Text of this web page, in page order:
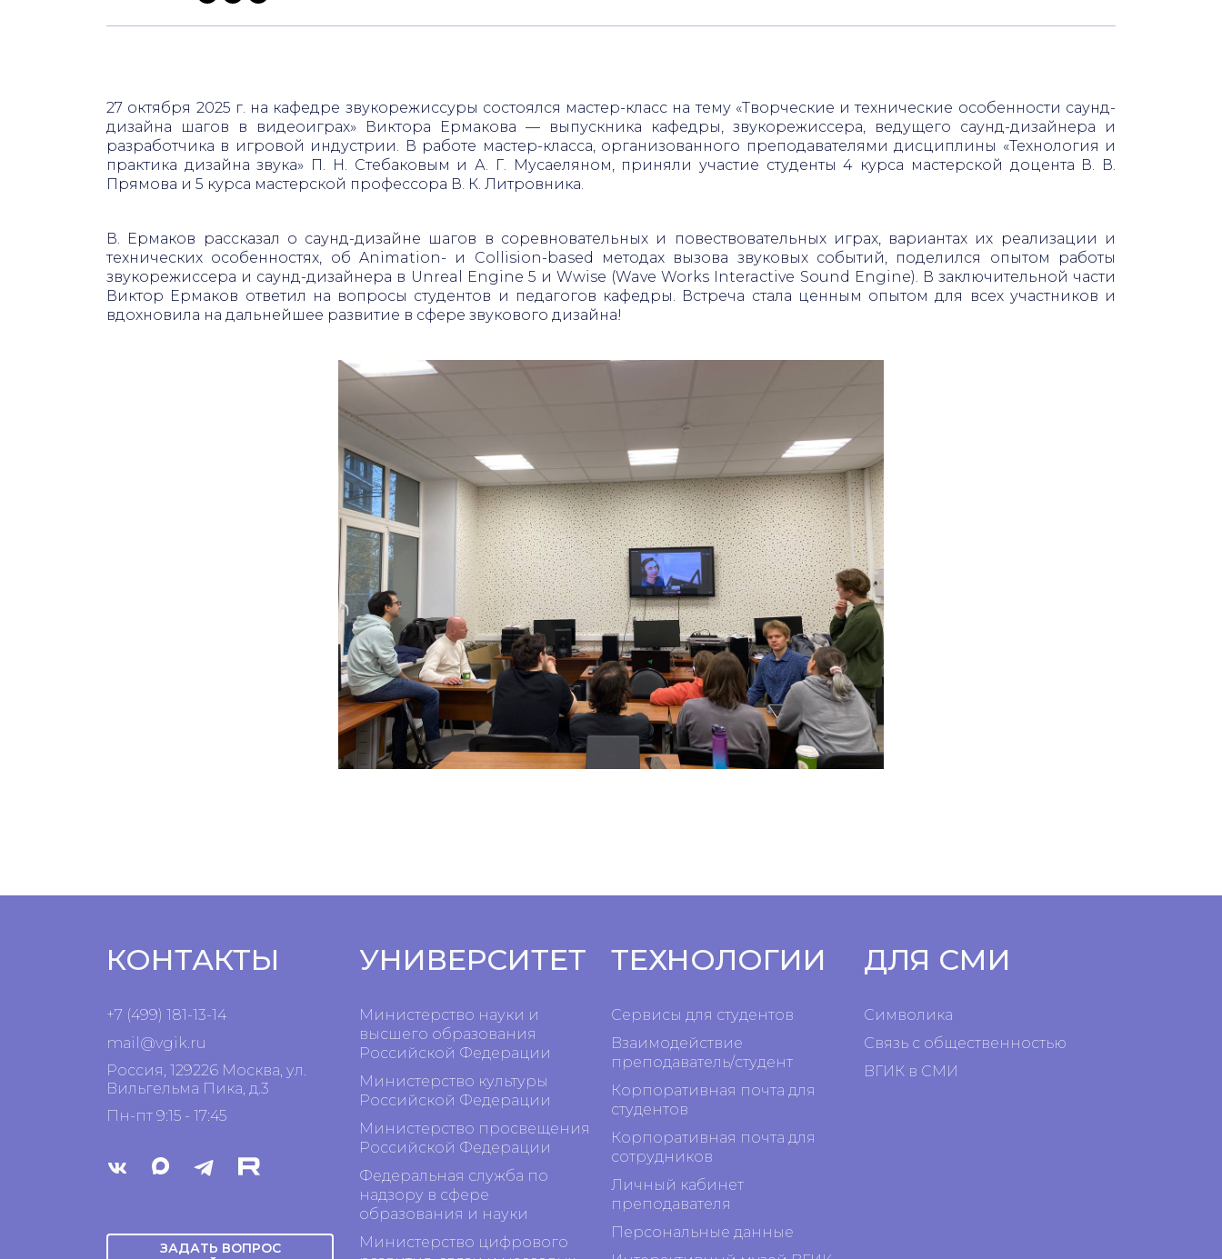
27 октября 2025 г. на кафедре звукорежиссуры состоялся мастер-класс на тему «Творческие и технические особенности саунд-
дизайна шагов в видеоиграх» Виктора Ермакова — выпускника кафедры, звукорежиссера, ведущего саунд-дизайнера и
разработчика в игровой индустрии. В работе мастер-класса, организованного преподавателями дисциплины «Технология и
практика дизайна звука» П. Н. Стебаковым и А. Г. Мусаеляном, приняли участие студенты 4 курса мастерской доцента В. В.
Прямова и 5 курса мастерской профессора В. К. Литровника.
В. Ермаков рассказал о саунд-дизайне шагов в соревновательных и повествовательных играх, вариантах их реализации и
технических особенностях, об Animation- и Collision-based методах вызова звуковых событий, поделился опытом работы
звукорежиссера и саунд-дизайнера в Unreal Engine 5 и Wwise (Wave Works Interactive Sound Engine). В заключительной части
Виктор Ермаков ответил на вопросы студентов и педагогов кафедры. Встреча стала ценным опытом для всех участников и
вдохновила на дальнейшее развитие в сфере звукового дизайна!
КОНТАКТЫ
+7 (499) 181-13-14
mail@vgik.ru
Россия, 129226 Москва, ул.
Вильгельма Пика, д.3
Пн-пт 9:15 - 17:45
ЗАДАТЬ ВОПРОС
УНИВЕРСИТЕТ
Министерство науки и
высшего образования
Российской Федерации
Министерство культуры
Российской Федерации
Министерство просвещения
Российской Федерации
Федеральная служба по
надзору в сфере
образования и науки
Министерство цифрового
ТЕХНОЛОГИИ
Сервисы для студентов
Взаимодействие
преподаватель/студент
Корпоративная почта для
студентов
Корпоративная почта для
сотрудников
Личный кабинет
преподавателя
Персональные данные
ДЛЯ СМИ
Символика
Связь с общественностью
ВГИК в СМИ